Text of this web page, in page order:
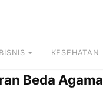
BISNIS KESEHATAN
Beda Agama